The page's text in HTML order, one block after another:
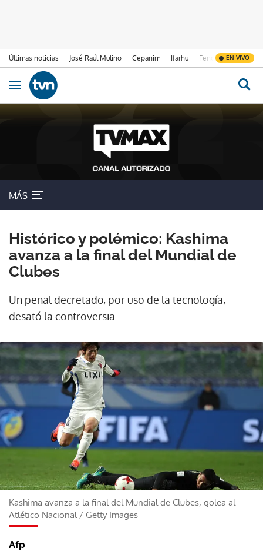
Últimas noticias José Raúl Mulino Cepanim Ifarhu Fenómeno de El
EN VIVO
Ir al contenido
Obrir navegació
MÁS
Histórico y polémico: Kashima
avanza a la final del Mundial de
Clubes
Un penal decretado, por uso de la tecnología,
desató la controversia.
Kashima avanza a la final del Mundial de Clubes, golea al
Atlético Nacional / Getty Images
Afp